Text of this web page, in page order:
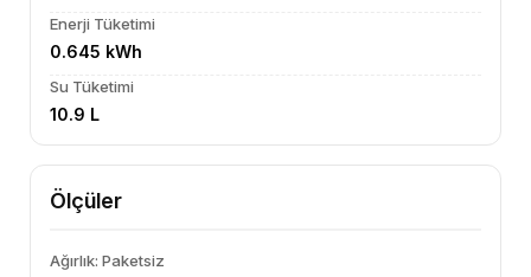
Enerji Tüketimi
0.645 kWh
Su Tüketimi
10.9 L
Ölçüler
Ağırlık: Paketsiz